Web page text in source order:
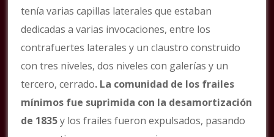
tenía varias capillas laterales que estaban
dedicadas a varias invocaciones, entre los
contrafuertes laterales y un claustro construido
con tres niveles, dos niveles con galerías y un
tercero, cerrado. La comunidad de los frailes
mínimos fue suprimida con la desamortización
de 1835y los frailes fueron expulsados, pasando